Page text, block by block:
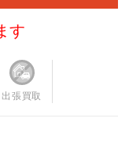
す
出張買取